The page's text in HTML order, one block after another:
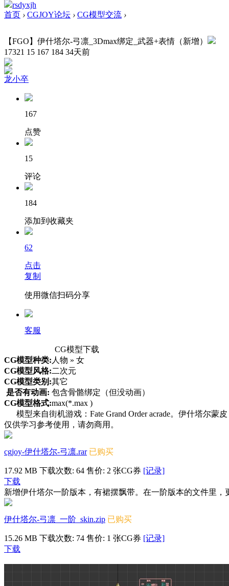
rsdyxjh
首页 › CGJOY论坛 › CG模型交流 ›
【FGO】伊什塔尔-弓凛_3Dmax绑定_武器+表情（新增）
17321 15 167 184 34天前
龙小卒
167
点赞
15
评论
184
添加到收藏夹
62
点击
复制
使用微信扫码分享
客服
CG模型下载
CG模型种类: 人物 » 女
CG模型风格:二次元
CG模型类别:其它
是否有动画: 包含骨骼绑定（但没动画）
CG模型格式:max(*.max )
模型来自街机游戏：Fate Grand Order acrade。伊什塔尔蒙
仅供学习参考使用，请勿商用。
cgjoy-伊什塔尔-弓凛.rar 已购买
17.92 MB 下载次数: 64 售价: 2 张CG券 [记录]
下载
新增伊什塔尔一阶版本，有裙摆飘带。在一阶版本的文件里
伊什塔尔-弓凛_一阶_skin.zip 已购买
15.26 MB 下载次数: 74 售价: 1 张CG券 [记录]
下载